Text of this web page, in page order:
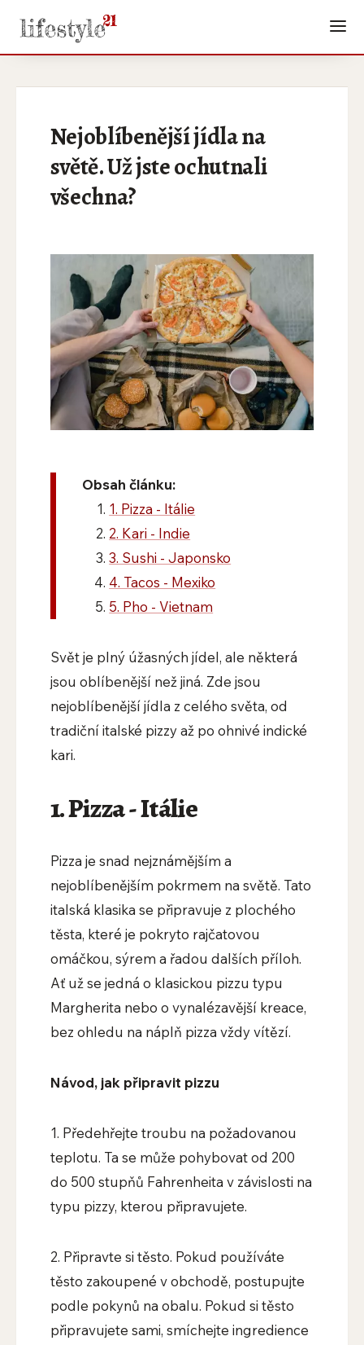
Nejoblíbenější jídla na
světě. Už jste ochutnali
všechna?
Obsah článku:
1. Pizza - Itálie
2. Kari - Indie
3. Sushi - Japonsko
4. Tacos - Mexiko
5. Pho - Vietnam
Svět je plný úžasných jídel, ale některá
jsou oblíbenější než jiná. Zde jsou
nejoblíbenější jídla z celého světa, od
tradiční italské pizzy až po ohnivé indické
kari.
1. Pizza - Itálie
Pizza je snad nejznámějším a
nejoblíbenějším pokrmem na světě. Tato
italská klasika se připravuje z plochého
těsta, které je pokryto rajčatovou
omáčkou, sýrem a řadou dalších příloh.
Ať už se jedná o klasickou pizzu typu
Margherita nebo o vynalézavější kreace,
bez ohledu na náplň pizza vždy vítězí.
Návod, jak připravit pizzu
1. Předehřejte troubu na požadovanou
teplotu. Ta se může pohybovat od 200
do 500 stupňů Fahrenheita v závislosti na
typu pizzy, kterou připravujete.
2. Připravte si těsto. Pokud používáte
těsto zakoupené v obchodě, postupujte
podle pokynů na obalu. Pokud si těsto
připravujete sami, smíchejte ingredience